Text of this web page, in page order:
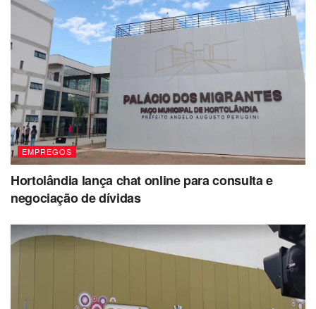
EMPREGOS
Hortolândia lança chat online para consulta e
negociação de dívidas